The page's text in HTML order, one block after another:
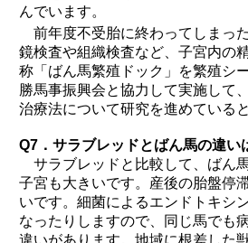
んでいます。
前年度不受胎に終わってしまっ
鏡検査や組織検査など、子宮内の
称「ばん馬繁殖ドック」を繁殖シ
勝馬事振興会と協力して実施して
治療法について研究を進めている
Q7．サラブレッドとばん馬の違い
サラブレッドと比較して、ばん
子宮も大きいです。産後の胎盤停
いです。細菌によるエンドトキシ
なったりしますので、同じ馬でも
違いがあります。地域に根差した